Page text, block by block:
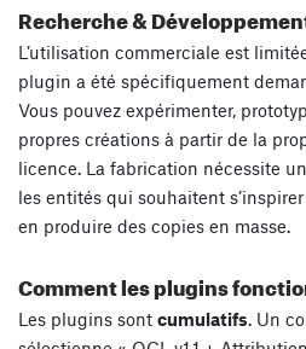
Recherche &
L’utilisation commerciale est
plugin a été spécifiquement
Vous pouvez expérimenter,
propres créations à partir de la
licence. La fabrication nécessite
les entités qui souhaitent
en produire des copies en masse.
Comment les plugins
Les plugins sont cumulatifs. Un